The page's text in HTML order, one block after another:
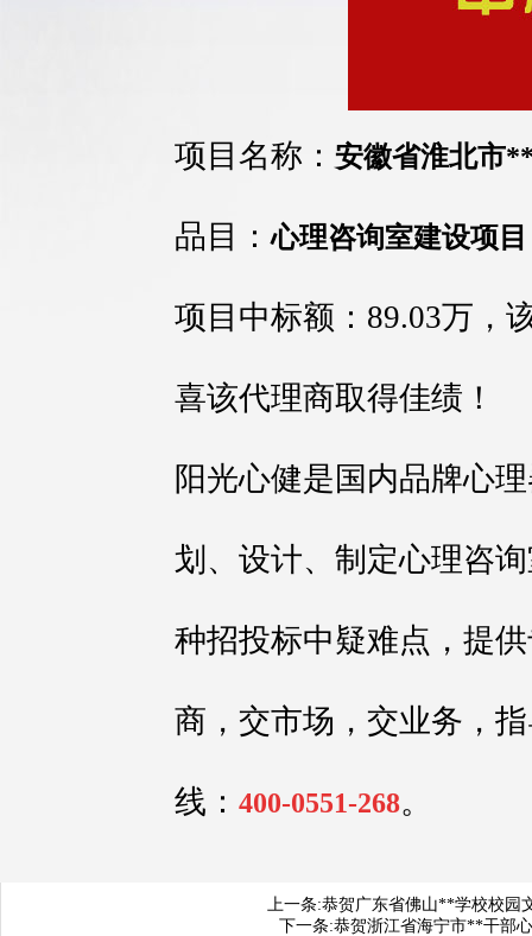
项目名称： 安徽省淮北市
品目：心理咨询室建设项目
项目中标额：89.03万，
喜该代理商取得佳绩！
阳光心健是国内品牌心
划、设计、制定心理咨
种招投标中疑难点，提
商，交市场，交业务，
线： 400-0551-268。
上一条:恭贺广东省佛山**学校校园
下一条:恭贺浙江省海宁市**干部